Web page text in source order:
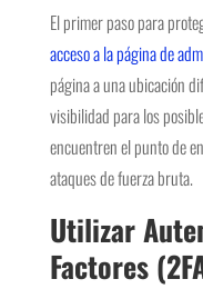
El primer paso para
acceso a la página de
página a una ubicación
visibilidad para los
encuentren el punto de
ataques de fuerza bruta.
Utilizar
Factores